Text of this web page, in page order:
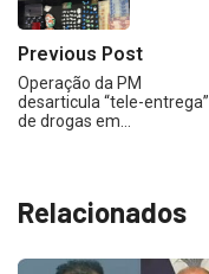
Previous Post
Operação da PM
desarticula “tele-entrega”
de drogas em…
Relacionados